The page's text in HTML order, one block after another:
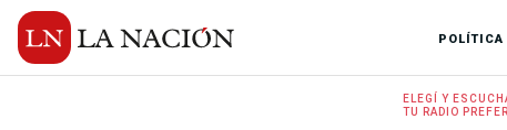
POLÍTICA
ELEGÍ Y
TU RADIO